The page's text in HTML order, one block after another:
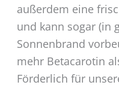
außerdem eine
und kann sogar (in
Sonnenbrand
mehr Betacarotin
Förderlich für